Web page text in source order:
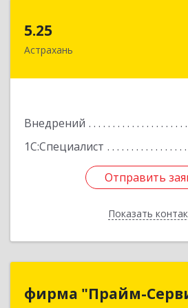
5.25
Астрахань
Внедрений
1С:Специалист
Отправить
Показать
Отправить
Назад
фирма "Прайм-
фирма